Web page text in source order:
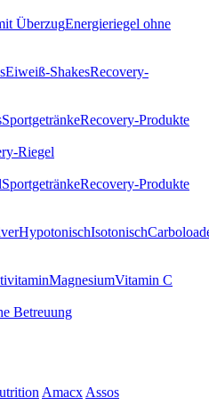
ÜberzugEnergieriegel ohne
Eiweiß-ShakesRecovery-
SportgetränkeRecovery-Produkte
Riegel
SportgetränkeRecovery-Produkte
HypotonischIsotonisch
MagnesiumVitamin C
Betreuung
Amacx Assos